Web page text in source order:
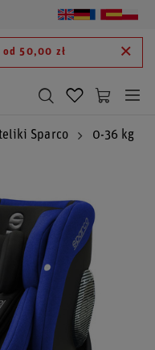
od 50,00 zł
Sparco 0-36 kg